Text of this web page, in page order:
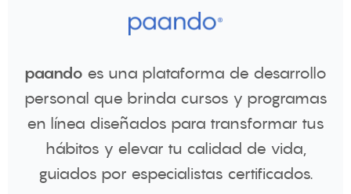
paando es una plataforma de desarrollo
personal que brinda cursos y programas
en línea diseñados para transformar tus
hábitos y elevar tu calidad de vida,
guiados por especialistas certificados.